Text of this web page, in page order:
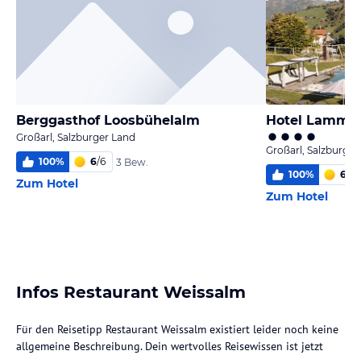
Berggasthof Loosbühelalm
Großarl, Salzburger Land
100% 6/6 3 Bew.
Zum Hotel
Hotel
Großarl, Salzburger
100% 6,0
Zum Hotel
Infos Restaurant Weissalm
Für den Reisetipp Restaurant Weissalm existiert leider noch keine
allgemeine Beschreibung. Dein wertvolles Reisewissen ist jetzt